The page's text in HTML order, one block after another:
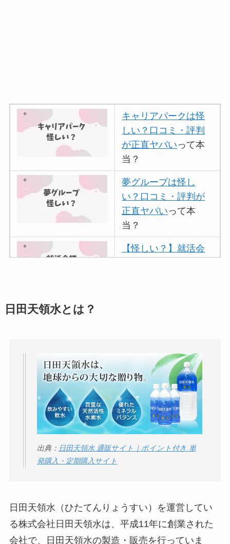
キャリアパークは怪
しい？口コミ・評判
が正直ヤバいって本
当？
夢グループは怪し
い？口コミ・評判が
正直ヤバいって本
当？
【怪しい？】就活会
【怪しい？】帝国デ
ータバンクの口コ
ミ・評判は実際ど
う？
ロモート株式会社の
【怪しい？】TikTok
Liteの口コミ・評判は
実際どう？
日田天領水とは？
出典： 日田天領水 通販サイト｜ポイント付き 単
発購入・定期購入サイト
日田天領水（ひたてんりょうすい）を運営してい
る株式会社日田天領水は、平成11年に創業された
会社で、日田天領水の製造・販売を行っていま